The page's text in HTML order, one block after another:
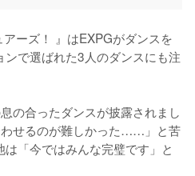
アーズ！ 』はEXPGがダンスを
で選ばれた3人のダンスにも注
の合ったダンスが披露されまし
せるのが難しかった……」と苦
「今ではみんな完璧です」と